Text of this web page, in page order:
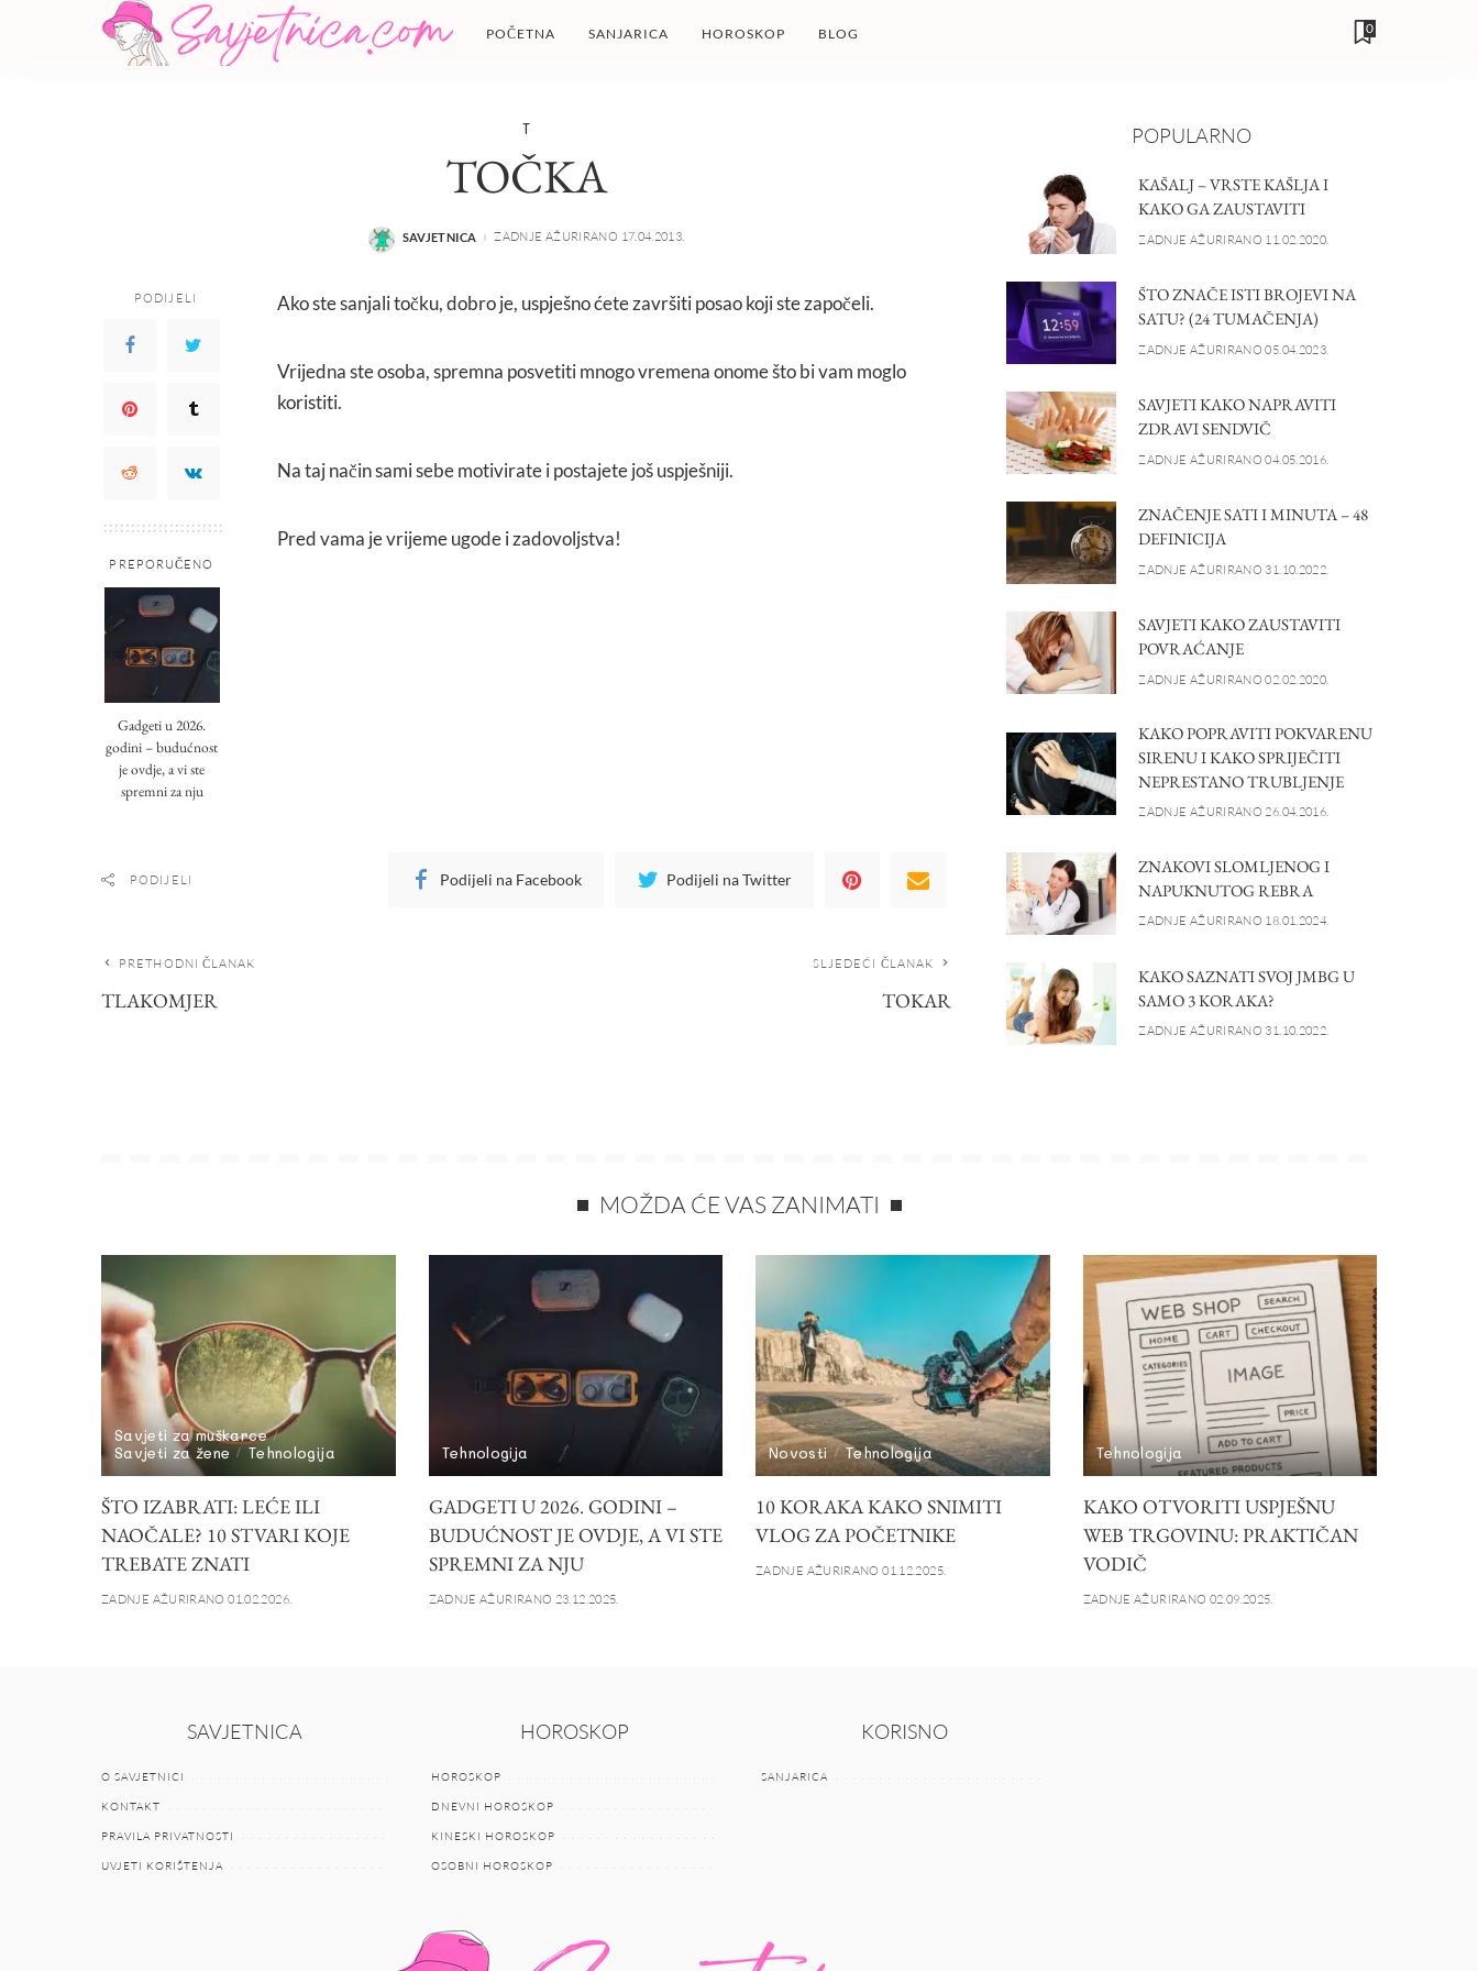
POČETNA SANJARICA HOROSKOP BLOG 0
T
TOČKA
POSTED
SAVJETNICA ZADNJE AŽURIRANO 17.04.2013.
PODIJELI
PREPORUČENO
Gadgeti u 2026.
godini – budućnost
je ovdje, a vi ste
spremni za nju
Ako ste sanjali točku, dobro je, uspješno ćete završiti posao koji ste započeli.
Vrijedna ste osoba, spremna posvetiti mnogo vremena onome što bi vam moglo
koristiti.
Na taj način sami sebe motivirate i postajete još uspješniji.
Pred vama je vrijeme ugode i zadovoljstva!
PODIJELI Podijeli na Facebook Podijeli na Twitter
PRETHODNI ČLANAK
TLAKOMJER
SLJEDEĆI ČLANAK
TOKAR
POPULARNO
KAŠALJ – VRSTE KAŠLJA I
KAKO GA ZAUSTAVITI
ZADNJE AŽURIRANO 11.02.2020.
ŠTO ZNAČE ISTI BROJEVI NA
SATU? (24 TUMAČENJA)
ZADNJE AŽURIRANO 05.04.2023.
SAVJETI KAKO NAPRAVITI
ZDRAVI SENDVIČ
ZADNJE AŽURIRANO 04.05.2016.
ZNAČENJE SATI I MINUTA – 48
DEFINICIJA
ZADNJE AŽURIRANO 31.10.2022.
SAVJETI KAKO ZAUSTAVITI
POVRAĆANJE
ZADNJE AŽURIRANO 02.02.2020.
KAKO POPRAVITI POKVARENU
SIRENU I KAKO SPRIJEČITI
NEPRESTANO TRUBLJENJE
ZADNJE AŽURIRANO 26.04.2016.
ZNAKOVI SLOMLJENOG I
NAPUKNUTOG REBRA
ZADNJE AŽURIRANO 18.01.2024.
KAKO SAZNATI SVOJ JMBG U
SAMO 3 KORAKA?
ZADNJE AŽURIRANO 31.10.2022.
MOŽDA ĆE VAS ZANIMATI
Savjeti za muškarce
Savjeti za žene
Tehnologija
ŠTO IZABRATI: LEĆE ILI
NAOČALE? 10 STVARI KOJE
TREBATE ZNATI
ZADNJE AŽURIRANO 01.02.2026.
Tehnologija
GADGETI U 2026. GODINI –
BUDUĆNOST JE OVDJE, A VI STE
SPREMNI ZA NJU
ZADNJE AŽURIRANO 23.12.2025.
Novosti Tehnologija
10 KORAKA KAKO SNIMITI
VLOG ZA POČETNIKE
ZADNJE AŽURIRANO 01.12.2025.
Tehnologija
KAKO OTVORITI USPJEŠNU
WEB TRGOVINU: PRAKTIČAN
VODIČ
ZADNJE AŽURIRANO 02.09.2025.
SAVJETNICA
O SAVJETNICI
KONTAKT
PRAVILA PRIVATNOSTI
UVJETI KORIŠTENJA
HOROSKOP
HOROSKOP
DNEVNI HOROSKOP
KINESKI HOROSKOP
OSOBNI HOROSKOP
KORISNO
SANJARICA